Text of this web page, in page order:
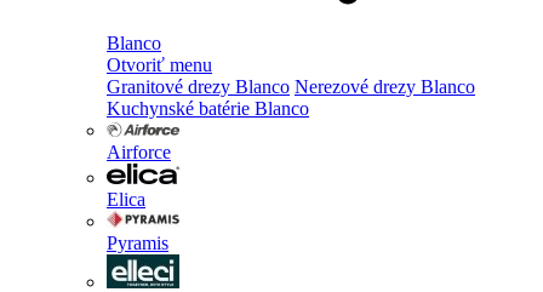
Blanco
Otvoriť menu
Granitové drezy Blanco Nerezové drezy Blanco
Kuchynské batérie Blanco
Airforce
Elica
Pyramis